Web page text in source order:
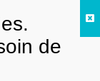
de